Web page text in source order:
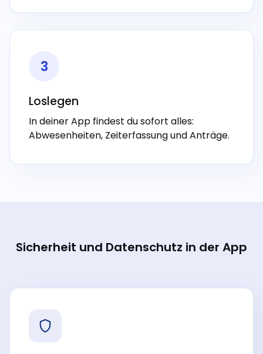
3
Loslegen
In deiner App findest du sofort alles:
Abwesenheiten, Zeiterfassung und Anträge.
Sicherheit und Datenschutz in der App